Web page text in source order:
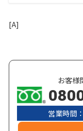
[A]
お客様
営業時間